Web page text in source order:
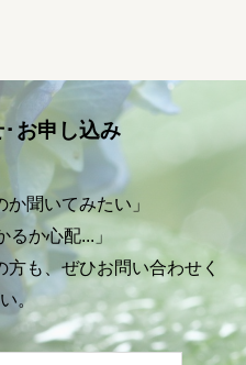
お申し込み
聞いてみたい」
るか心配...」
も、ぜひお問い合わせく
。